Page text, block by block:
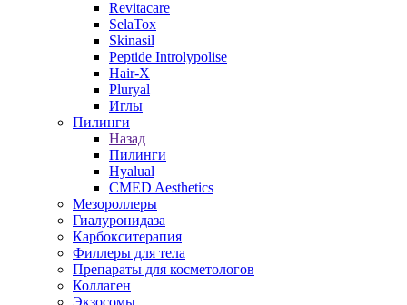
Revitacare
SelaTox
Skinasil
Peptide Introlypolise
Hair-X
Pluryal
Иглы
Пилинги
Назад
Пилинги
Hyalual
CMED Aesthetics
Мезороллеры
Гиалуронидаза
Карбокситерапия
Филлеры для тела
Препараты для косметологов
Коллаген
Экзосомы